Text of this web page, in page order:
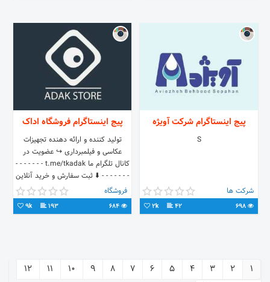
پیج اینستاگرام شرکت آویژه
S
شرکت ها
42
2k
پیج اینستاگرام فروشگاه اداک
تولید کننده و ارائه دهنده تجهیزات
عکاسی و فیلمبرداری ↪️ عضویت در
کانال تلگرام ما t.me/tkadak - - - - - - -
- - - - - - - ⬇️ ثبت سفارش و خرید آنلاین
فروشگاه
193
9k
1
2
3
4
5
6
7
8
9
10
11
12